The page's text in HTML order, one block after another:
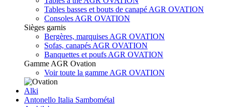
Tables basses et bouts de canapé AGR OVATION
Consoles AGR OVATION
Sièges garnis
Bergères, marquises AGR OVATION
Sofas, canapés AGR OVATION
Banquettes et poufs AGR OVATION
Gamme AGR Ovation
Voir toute la gamme AGR OVATION
Alki
Antonello Italia Sambométal